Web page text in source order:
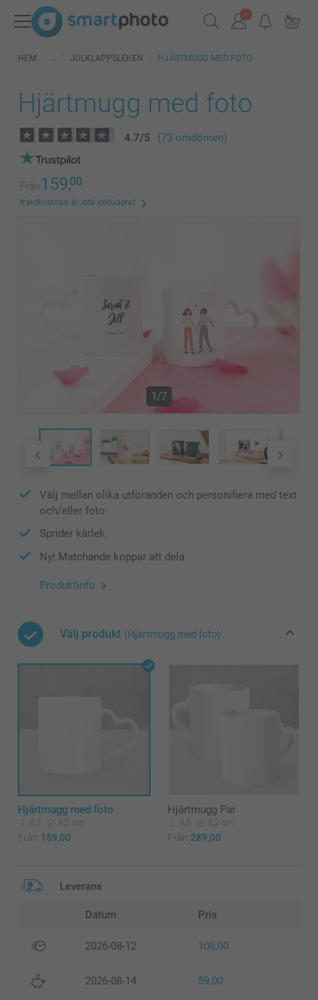
HEM JULKLAPPSLEKEN HJÄRTMUGG MED FOTO
Hjärtmugg med foto
4.7/5 (73 omdömen)
Från159,00
fraktkostnad är inte inkluderat
1/7
Välj mellan olika utföranden och personifiera med text
och/eller foto
Sprider kärlek
Ny! Matchande koppar att dela
Produktinfo
Välj produkt (Hjärtmugg med foto)
Hjärtmugg med foto
9,5 8,2 cm
Från 159,00
Hjärtmugg Par
9,5 8,2 cm
Från 289,00
Leverans
Datum Pris
2026-08-12 108,00
2026-08-14 59,00